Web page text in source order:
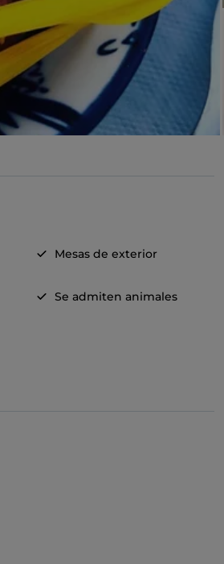
Mesas de exterior
Se admiten animales